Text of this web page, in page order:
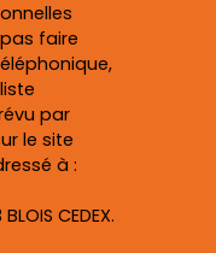
faire
par
le site
à :
CEDEX.